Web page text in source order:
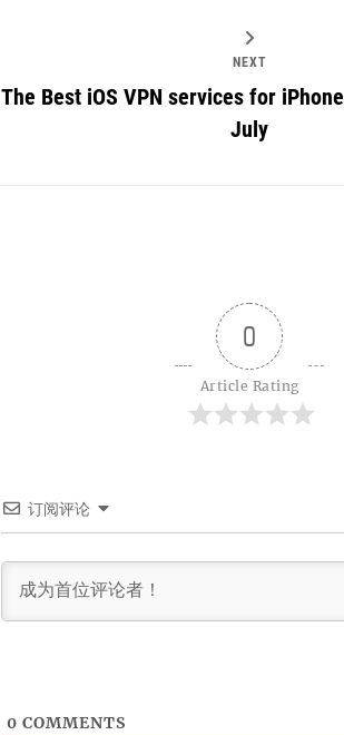
NEXT
The Best iOS VPN services for
July
0
Article Rating
订阅评论
0 COMMENTS